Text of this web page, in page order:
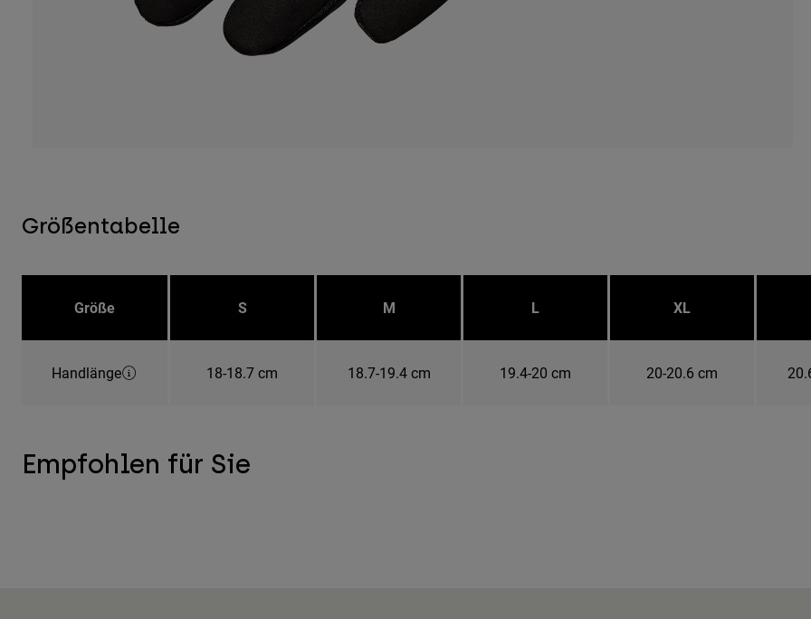
Größentabelle
Größe S M L XL
Handlänge 18-18.7 cm 18.7-19.4 cm 19.4-20 cm 20-20.6 cm
Empfohlen für Sie